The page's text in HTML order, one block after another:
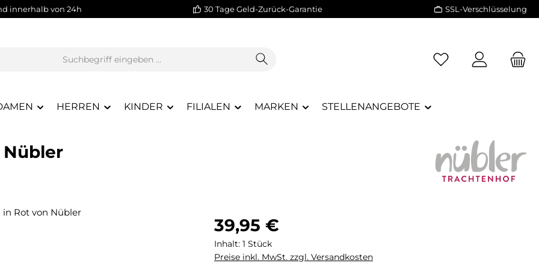
innerhalb von 24h 30 Tage Geld-Zurück-Garantie SSL-Verschlüsselung
HERREN KINDER FILIALEN MARKEN STELLENANGEBOTE
Nübler
Regulärer Preis:
39,95 €
Inhalt: 1 Stück
Preise inkl. MwSt. zzgl. Versandkosten